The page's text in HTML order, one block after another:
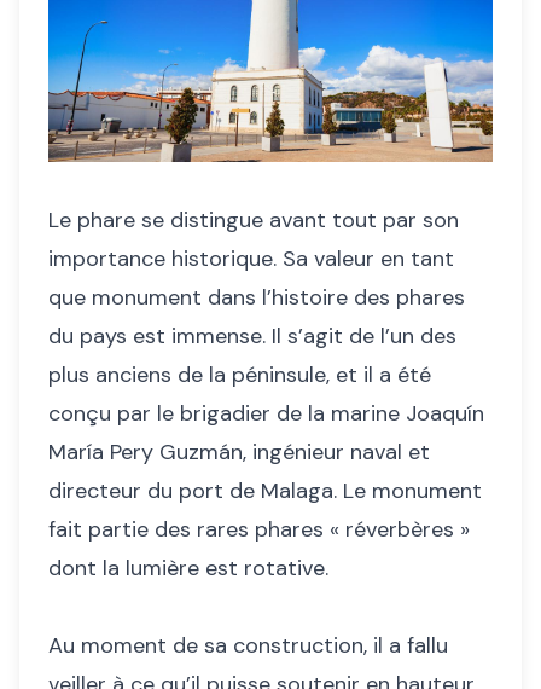
Le phare se distingue avant tout par son
importance historique. Sa valeur en tant
que monument dans l’histoire des phares
du pays est immense. Il s’agit de l’un des
plus anciens de la péninsule, et il a été
conçu par le brigadier de la marine Joaquín
María Pery Guzmán, ingénieur naval et
directeur du port de Malaga. Le monument
fait partie des rares phares « réverbères »
dont la lumière est rotative.
Au moment de sa construction, il a fallu